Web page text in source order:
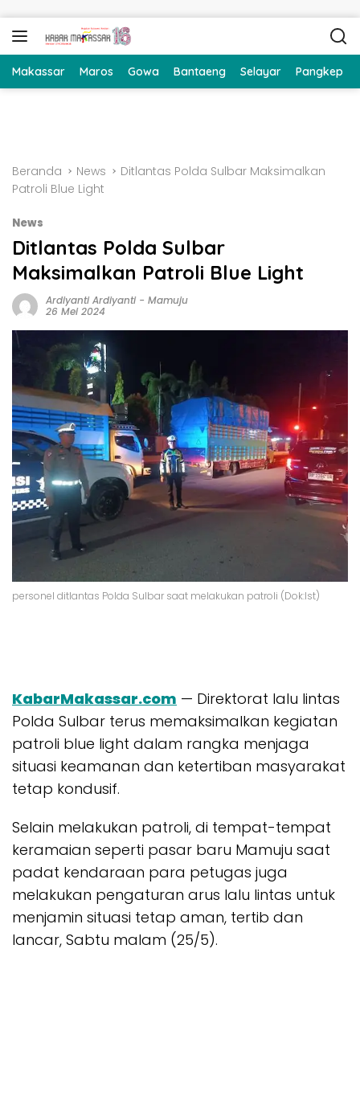
Makassar Maros Gowa Bantaeng Selayar Pangkep
Beranda News
Ditlantas Polda Sulbar Maksimalkan
Patroli Blue Light
News
Ditlantas Polda Sulbar
Maksimalkan Patroli Blue Light
Ardiyanti Ardiyanti- Mamuju
26 Mei 2024
personel ditlantas Polda Sulbar saat melakukan patroli (Dok:Ist)
KabarMakassar.com — Direktorat lalu lintas
Polda Sulbar terus memaksimalkan kegiatan
patroli blue light dalam rangka menjaga
situasi keamanan dan ketertiban masyarakat
tetap kondusif.
Selain melakukan patroli, di tempat-tempat
keramaian seperti pasar baru Mamuju saat
padat kendaraan para petugas juga
melakukan pengaturan arus lalu lintas untuk
menjamin situasi tetap aman, tertib dan
lancar, Sabtu malam (25/5).